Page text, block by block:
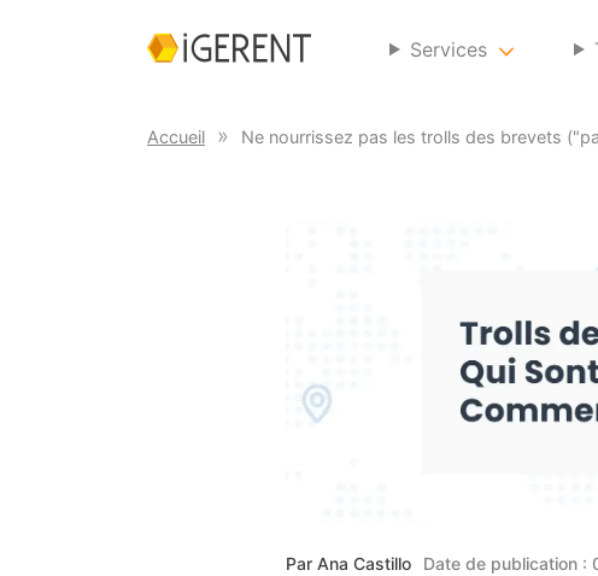
Services
Accueil Ne nourrissez pas les trolls des brevets
Par Ana Castillo Date de publication :